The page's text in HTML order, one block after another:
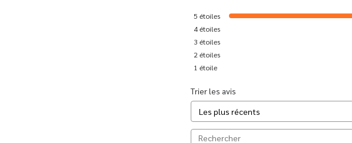
5 étoiles
4étoiles
3 étoiles
2 étoiles
1 étoile
Trier les avis